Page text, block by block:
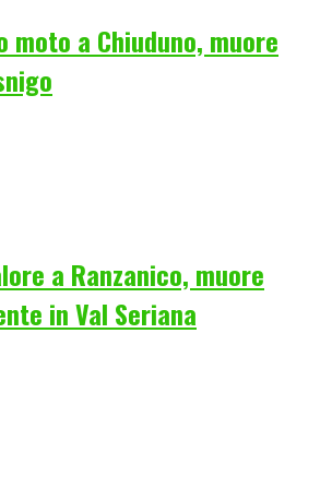
moto a Chiuduno, muore
a Ranzanico, muore
in Val Seriana